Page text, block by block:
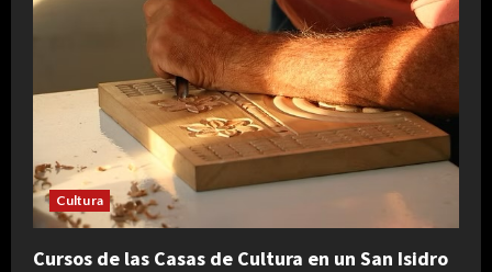
Cultura
Cursos de las Casas de Cultura en un San Isidro